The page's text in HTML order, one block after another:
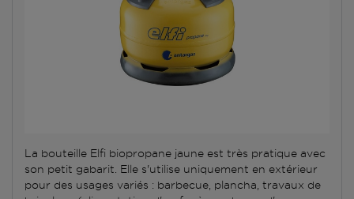
La bouteille Elfi biopropane jaune est très pratique avec
son petit gabarit. Elle s'utilise uniquement en extérieur
pour des usages variés : barbecue, plancha, travaux de